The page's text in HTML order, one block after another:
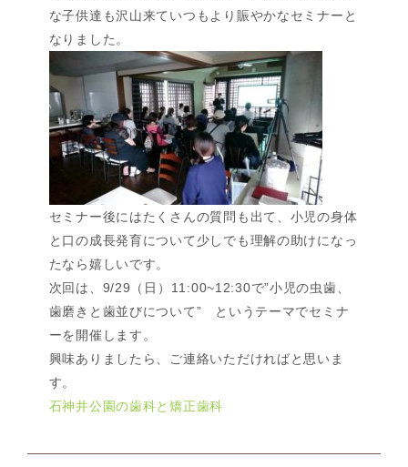
な子供達も沢山来ていつもより賑やかなセミナーと
なりました。
セミナー後にはたくさんの質問も出て、小児の身体
と口の成長発育について少しでも理解の助けになっ
たなら嬉しいです。
次回は、9/29（日）11:00~12:30で”小児の虫歯、
歯磨きと歯並びについて” というテーマでセミナ
ーを開催します。
興味ありましたら、ご連絡いただければと思いま
す。
石神井公園の歯科と矯正歯科